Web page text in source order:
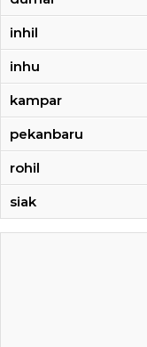
inhil
inhu
kampar
pekanbaru
rohil
siak